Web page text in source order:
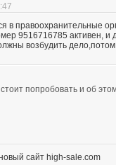
в правоохранительные
9516716785 активен,
возбудить
попробовать и об
сайт high-sale.com